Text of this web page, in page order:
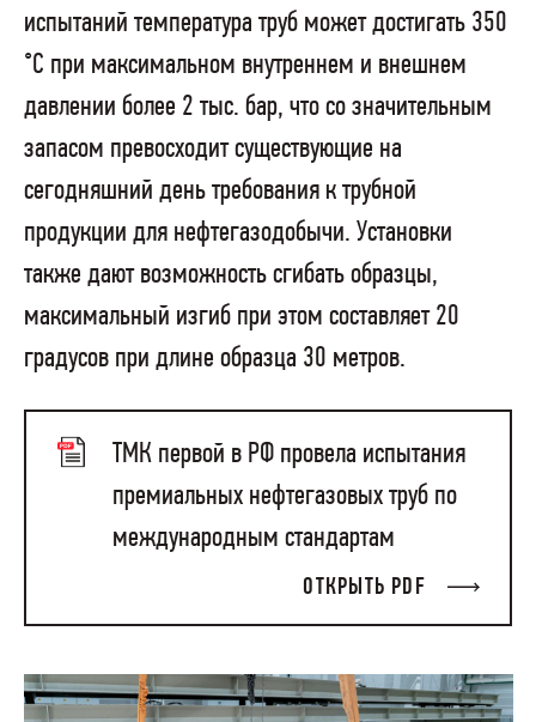
испытаний температура труб может достигать 350
°С при максимальном внутреннем и внешнем
давлении более 2 тыс. бар, что со значительным
запасом превосходит существующие на
сегодняшний день требования к трубной
продукции для нефтегазодобычи. Установки
также дают возможность сгибать образцы,
максимальный изгиб при этом составляет 20
градусов при длине образца 30 метров.
ТМК первой в РФ провела испытания
премиальных нефтегазовых труб по
международным стандартам
ОТКРЫТЬ PDF